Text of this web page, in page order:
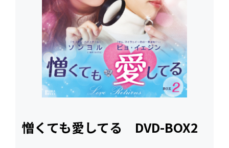
憎くても愛してる DVD-BOX2